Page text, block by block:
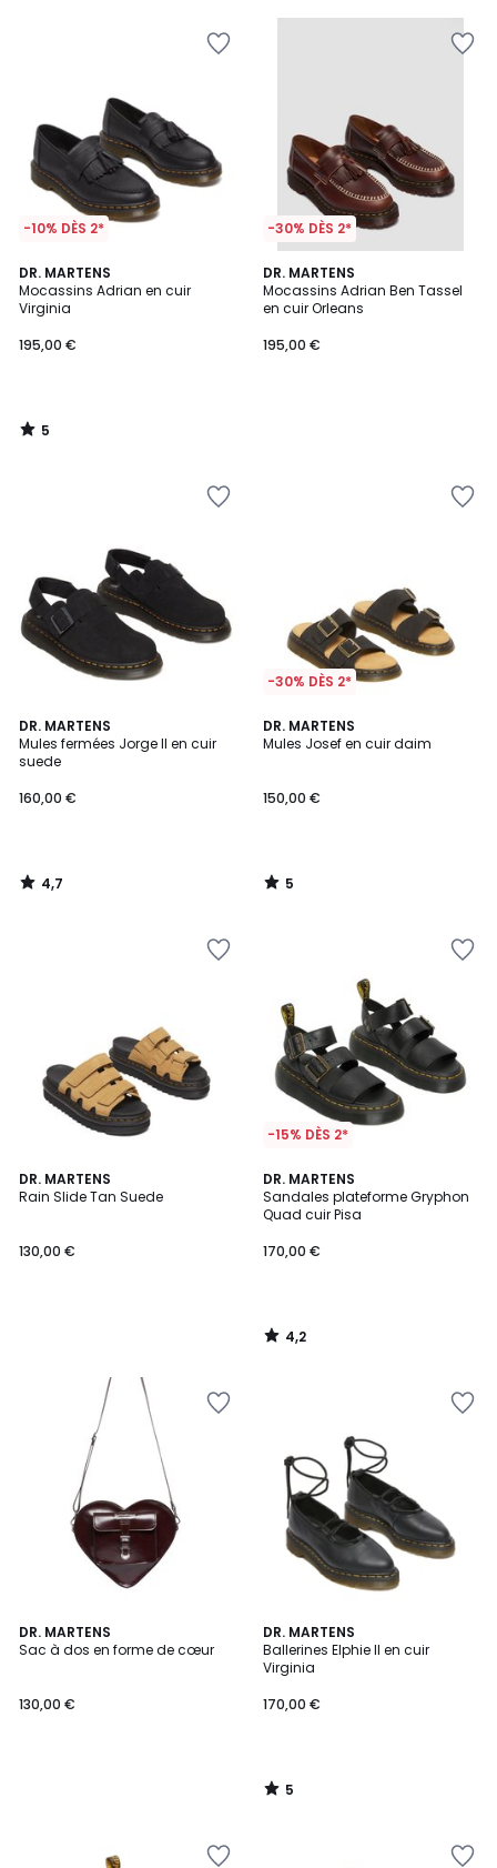
-10% DÈS 2*
DR. MARTENS
Mocassins Adrian en cuir
Virginia
195,00 €
5
/
5
5
/
-30% DÈS 2*
DR. MARTENS
Mocassins Adrian Ben Tassel
en cuir Orleans
195,00 €
DR. MARTENS
Mules fermées Jorge II en cuir
suede
160,00 €
4,7
/ 5
4,7
/
-30% DÈS 2*
DR. MARTENS
Mules Josef en cuir daim
150,00 €
5
/
5
/
DR. MARTENS
Rain Slide Tan Suede
130,00 €
-15% DÈS 2*
DR. MARTENS
Sandales plateforme Gryphon
Quad cuir Pisa
170,00 €
4,2
/ 5
4,2
/
DR. MARTENS
Sac à dos en forme de cœur
130,00 €
DR. MARTENS
Ballerines Elphie II en cuir
Virginia
170,00 €
5
/
5
5
/